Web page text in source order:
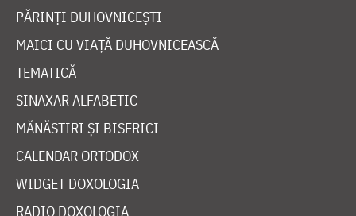
PĂRINȚI DUHOVNICEȘTI
MAICI CU VIAȚĂ DUHOVNICEASCĂ
TEMATICĂ
SINAXAR ALFABETIC
MĂNĂSTIRI ȘI BISERICI
CALENDAR ORTODOX
WIDGET DOXOLOGIA
RADIO DOXOLOGIA